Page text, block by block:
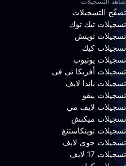
تصفّح التسجيلات
تسجيلات تيك توك
تسجيلات تويتش
تسجيلات كيك
تسجيلات يوتيوب
تسجيلات أفريكا تي في
تسجيلات باندا لايف
تسجيلات بيقو
تسجيلات لايف مي
تسجيلات ميكتش
تسجيلات تويتكاستنغ
تسجيلات جوي لايف
تسجيلات 17 لايف